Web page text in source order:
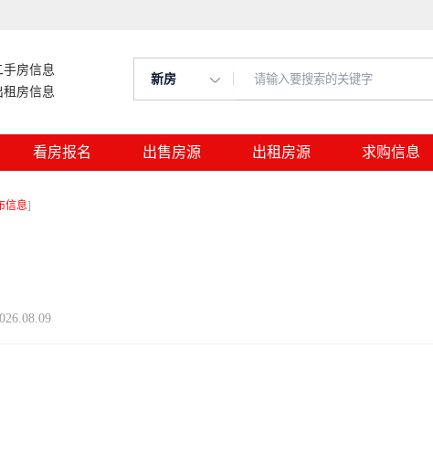
手房信息
租房信息
新房
看房报名 出售房源 出租房源 求购信息
信息]